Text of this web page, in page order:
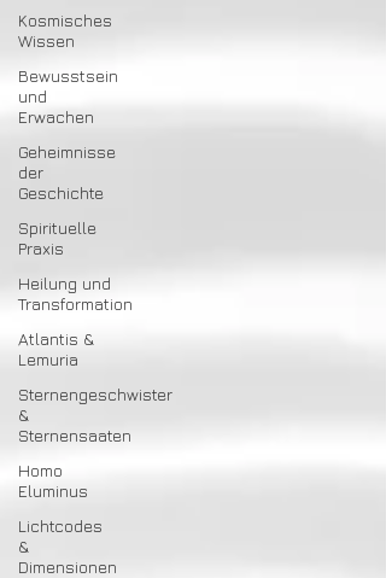
Kosmisches
Wissen
Bewusstsein
und
Erwachen
Geheimnisse
der
Geschichte
Spirituelle
Praxis
Heilung und
Transformation
Atlantis &
Lemuria
Sternengeschwister
&
Sternensaaten
Homo
Eluminus
Lichtcodes
&
Dimensionen